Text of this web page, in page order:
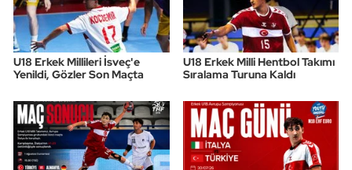
U18 Erkek Millileri İsveç'e
Yenildi, Gözler Son Maçta
U18 Erkek Milli Hentbol Takımı
Sıralama Turuna Kaldı